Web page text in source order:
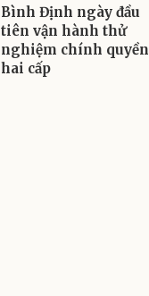
Bình Định ngày đầu
tiên vận hành thử
nghiệm chính quyền
hai cấp